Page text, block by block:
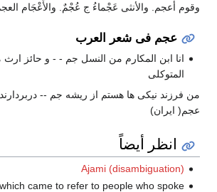
وقوم أعجم. والأنثى عَجْماءُ ج عُجْمٌ. والأَعْجَام
عجم فی شعر العرب
انا ابن المکارم من النسل جم - - و حائز
المتوکلی
من فرزند نیکی ها هستم از ریشه جم --
عجم( ایران)
انظر أيضاً
Ajami (disambiguation)
came to refer to people who spoke